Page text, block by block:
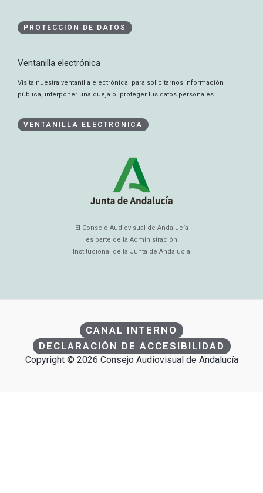
PROTECCIÓN DE DATOS
Ventanilla electrónica
Visita nuestra ventanilla electrónica para solicitarnos información
pública, interponer una queja o proteger tus datos personales.
VENTANILLA ELECTRÓNICA
El Consejo Audiovisual de Andalucía
es parte de la Administración
Institucional de la Junta de Andalucía
CANAL INTERNO
DECLARACIÓN DE ACCESIBILIDAD
Copyright © 2026 Consejo Audiovisual de Andalucía